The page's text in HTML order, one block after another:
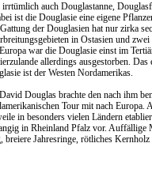
auch Douglastanne,
ist die Douglasie eine eigene
der Douglasien hat nur zirka
in Ostasien und
war die Douglasie einst im
allerdings ausgestorben. Das
ist der Westen Nordamerikas.
Douglas brachte den nach ihm
Tour mit nach Europa.
in besonders vielen Ländern
in Rheinland Pfalz vor. Auffällige
breiere Jahresringe, rötliches